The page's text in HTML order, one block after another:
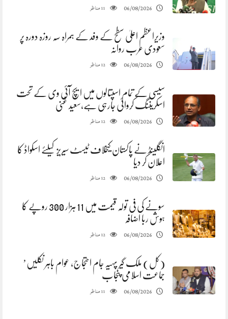
06/08/2026
11مناظر
وزیراعظم اعلیٰ سطح کے وفد کے ہمراہ سہ روزہ دورہ پر
سعودی عرب روانہ
06/08/2026
12مناظر
سیسی کے تمام اسپتالوں میں ایچ آئی وی کے تحت
اسکریننگ کروائی جارہی ہے،سعید غنی
06/08/2026
12مناظر
انگلینڈ نے پاکستان کیخلاف ٹیسٹ سیریز کیلئے اسکواڈ کا
اعلان کر دیا
06/08/2026
12مناظر
سونے کی فی تولہ قیمت میں 11 ہزار 300 روپے کا
ہوش ربا اضافہ
06/08/2026
12مناظر
(کل) ملک گیر پہیہ جام احتجاج، عوام باہر نکلیں’
جماعت اسلامی پنجاب
06/08/2026
11مناظر